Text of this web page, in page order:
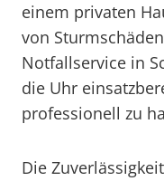
einem privaten
von
Notfallservice in
die Uhr
professionell zu
Die